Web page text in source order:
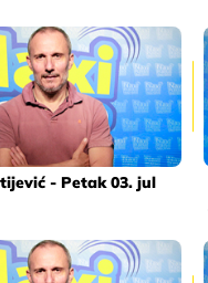
- Petak 03. jul